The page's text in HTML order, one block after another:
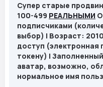
Супер старые
100-499 РЕАЛЬНЫМИ
подписчиками
выбор) | Возраст:
доступ (электронная
токену) |
аватар, возможно,
нормальное имя